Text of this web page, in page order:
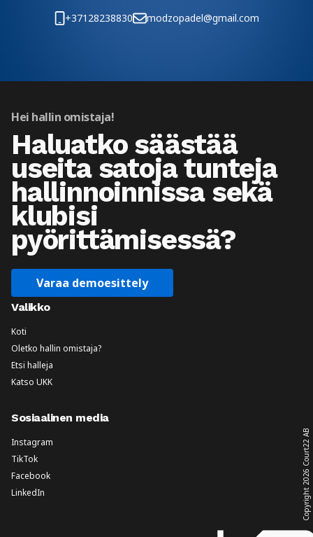
+37128238830 modzopadel@gmail.com
Hei hallin omistaja!
Haluatko säästää
useita satoja tunteja
hallinnoinnissa sekä
klubisi
pyörittämisessä?
Varaa demoesittely
Valikko
Koti
Oletko hallin omistaja?
Etsi halleja
Katso UKK
Sosiaalinen media
Instagram
TikTok
Facebook
LinkedIn
Copyright
2026
Court22 AB